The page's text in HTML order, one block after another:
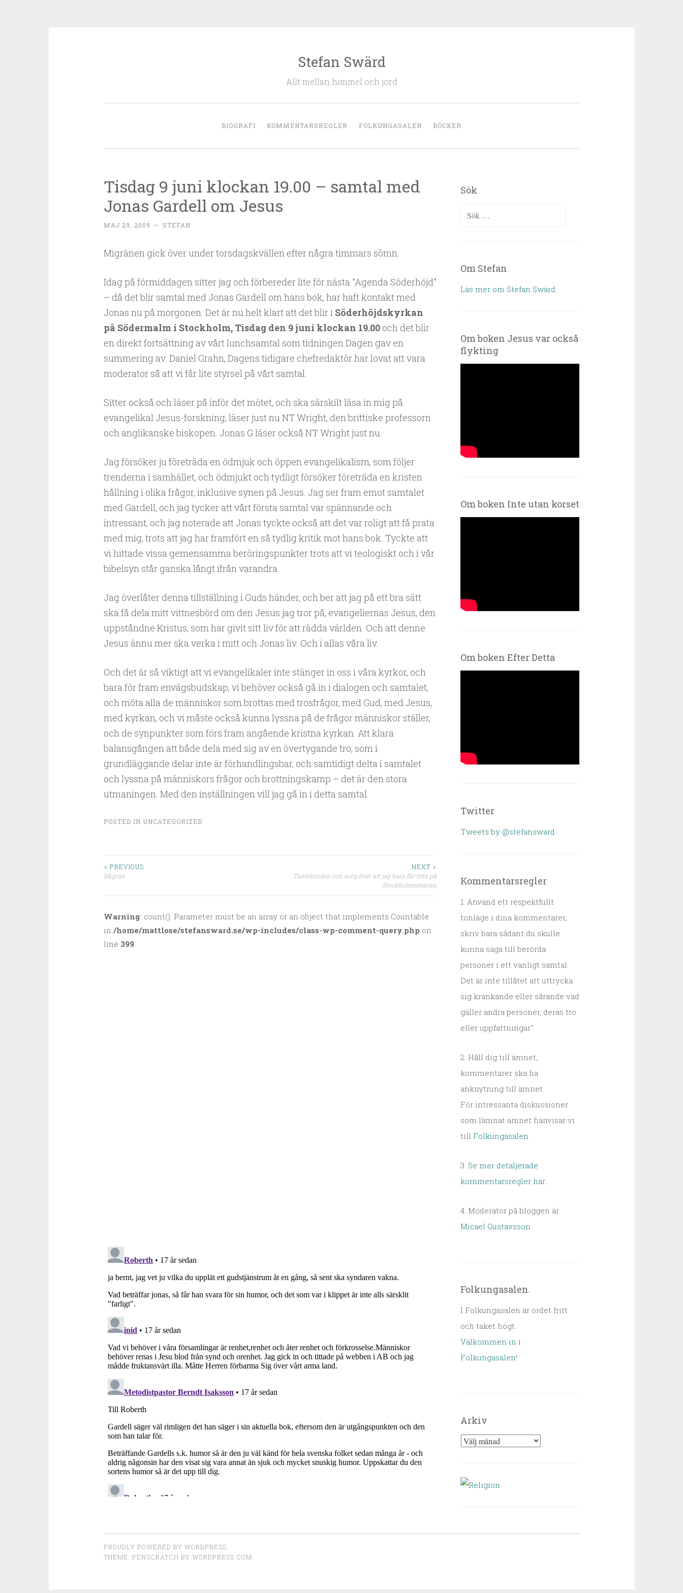
Stefan Swärd
Allt mellan himmel och jord
BIOGRAFI KOMMENTARSREGLER FOLKUNGASALEN BÖCKER
Tisdag 9 juni klockan 19.00 – samtal med
Jonas Gardell om Jesus
MAJ 29, 2009 ~ STEFAN
Migränen gick över under torsdagskvällen efter några timmars sömn.
Idag på förmiddagen sitter jag och förbereder lite för nästa ”Agenda Söderhöjd”
– då det blir samtal med Jonas Gardell om hans bok, har haft kontakt med
Jonas nu på morgonen. Det är nu helt klart att det blir i Söderhöjdskyrkan
på Södermalm i Stockholm, Tisdag den 9 juni klockan 19.00och det blir
en direkt fortsättning av vårt lunchsamtal som tidningen Dagen gav en
summering av. Daniel Grahn, Dagens tidigare chefredaktör har lovat att vara
moderator så att vi får lite styrsel på vårt samtal.
Sitter också och läser på inför det mötet, och ska särskilt läsa in mig på
evangelikal Jesus-forskning, läser just nu NT Wright, den brittiske professorn
och anglikanske biskopen. Jonas G läser också NT Wright just nu.
Jag försöker ju företräda en ödmjuk och öppen evangelikalism, som följer
trenderna i samhället, och ödmjukt och tydligt försöker företräda en kristen
hållning i olika frågor, inklusive synen på Jesus. Jag ser fram emot samtalet
med Gardell, och jag tycker att vårt första samtal var spännande och
intressant, och jag noterade att Jonas tyckte också att det var roligt att få prata
med mig, trots att jag har framfört en så tydlig kritik mot hans bok. Tyckte att
vi hittade vissa gemensamma beröringspunkter trots att vi teologiskt och i vår
bibelsyn står ganska långt ifrån varandra.
Jag överlåter denna tillställning i Guds händer, och ber att jag på ett bra sätt
ska få dela mitt vittnesbörd om den Jesus jag tror på, evangeliernas Jesus, den
uppståndne Kristus, som har givit sitt liv för att rädda världen. Och att denne
Jesus ännu mer ska verka i mitt och Jonas liv. Och i allas våra liv.
Och det är så viktigt att vi evangelikaler inte stänger in oss i våra kyrkor, och
bara för fram envägsbudskap, vi behöver också gå in i dialogen och samtalet,
och möta alla de människor som brottas med trosfrågor, med Gud, med Jesus,
med kyrkan, och vi måste också kunna lyssna på de frågor människor ställer,
och de synpunkter som förs fram angående kristna kyrkan. Att klara
balansgången att både dela med sig av en övertygande tro, som i
grundläggande delar inte är förhandlingsbar, och samtidigt delta i samtalet
och lyssna på människors frågor och brottningskamp – det är den stora
utmaningen. Med den inställningen vill jag gå in i detta samtal.
POSTED IN UNCATEGORIZED
< PREVIOUS
Migrän
NEXT >
Tantolunden och sorg över att jag bara får titta på
Stockholmsmaran
Warning: count(): Parameter must be an array or an object that implements Countable
in /home/mattlose/stefansward.se/wp-includes/class-wp-comment-query.php on
line 399
Sök
Sök efter:
Om Stefan
Läs mer om Stefan Swärd.
Om boken Jesus var också
flykting
Om boken Inte utan korset
Om boken Efter Detta
Twitter
Tweets by @stefansward
Kommentarsregler
1. Använd ett respektfullt
tonläge i dina kommentarer,
skriv bara sådant du skulle
kunna säga till berörda
personer i ett vanligt samtal.
Det är inte tillåtet att uttrycka
sig kränkande eller sårande vad
gäller andra personer, deras tro
eller uppfattningar".
2. Håll dig till ämnet,
kommentarer ska ha
anknytning till ämnet.
För intressanta diskussioner
som lämnat ämnet hänvisar vi
till Folkungasalen.
3. Se mer detaljerade
kommentarsregler här..
4. Moderator på bloggen är
Micael Gustavsson
Folkungasalen.
I Folkungasalen är ordet fritt
och taket högt.
Välkommen in i
Folkungasalen!
Arkiv
Arkiv
PROUDLY POWERED BY WORDPRESS
THEME: PENSCRATCH BY WORDPRESS.COM